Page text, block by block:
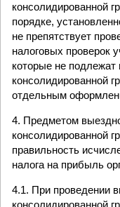
консолидированной
порядке,
не препятствует
налоговых проверок
которые не подлежат
консолидированной
отдельным
4. Предметом
консолидированной
правильность
налога на прибыль
4.1. При проведении
консолидированной